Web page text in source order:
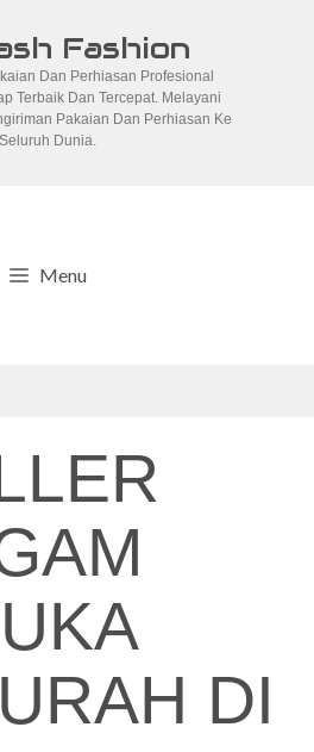
Fashion
Dan Perhiasan Profesional
Terbaik Dan Tercepat. Melayani
Pakaian Dan Perhiasan Ke
Seluruh Dunia.
Menu
DI